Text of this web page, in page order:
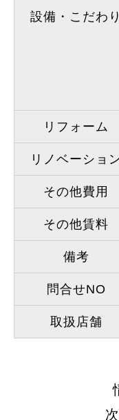
設備・こだわり
リフォーム
リノベーショ
その他費用
その他賃料
備考
問合せNO
取扱店舗